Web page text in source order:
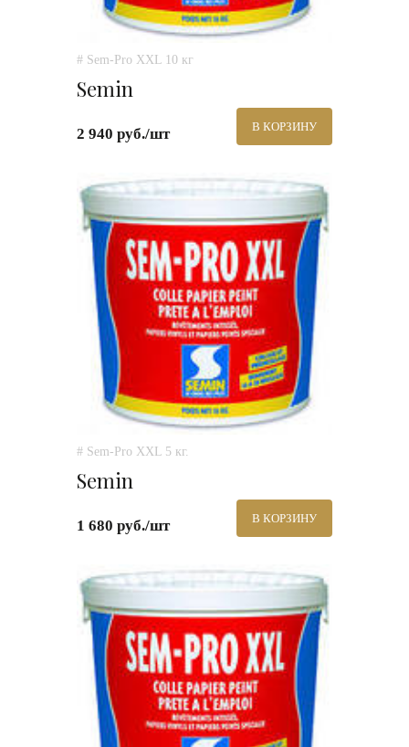
# Sem-Pro XXL 10 кг
Semin
2 940 руб./шт В КОРЗИНУ
# Sem-Pro XXL 5 кг.
Semin
1 680 руб./шт В КОРЗИНУ